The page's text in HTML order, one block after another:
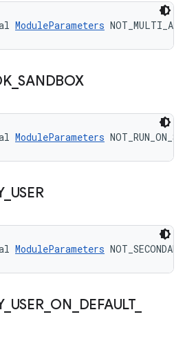
ModuleParameters NOT_MULTI_ABI
_SANDBOX
ModuleParameters
_ USER
ModuleParameters
_ USER_ ON DEFAULT_